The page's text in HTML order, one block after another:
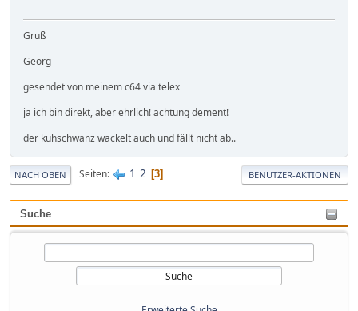
Suche
Gruß
Georg
gesendet von meinem c64 via telex
ja ich bin direkt, aber ehrlich! achtung dement!
der kuhschwanz wackelt auch und fällt nicht ab..
NACH OBEN Seiten 1 2 3 BENUTZER-AKTIONEN